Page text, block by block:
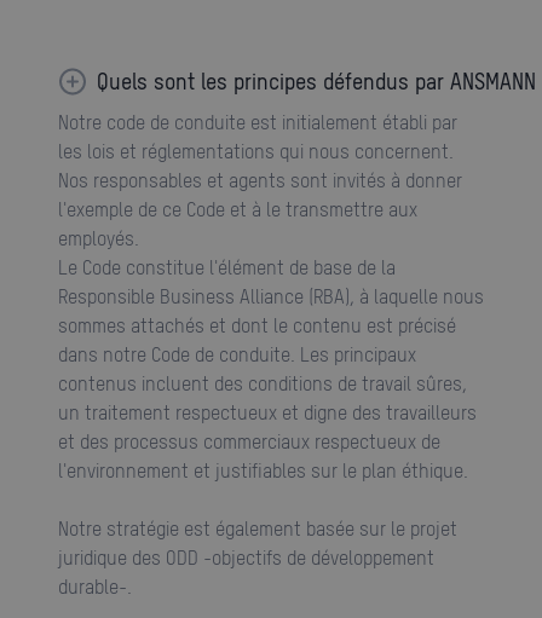
Quels sont les principes défendus par ANSMANN
Notre code de conduite est initialement établi par
les lois et réglementations qui nous concernent.
Nos responsables et agents sont invités à donner
l'exemple de ce Code et à le transmettre aux
employés.
Le Code constitue l'élément de base de la
Responsible Business Alliance (RBA), à laquelle nous
sommes attachés et dont le contenu est précisé
dans notre Code de conduite. Les principaux
contenus incluent des conditions de travail sûres,
un traitement respectueux et digne des travailleurs
et des processus commerciaux respectueux de
l'environnement et justifiables sur le plan éthique.
Notre stratégie est également basée sur le projet
juridique des ODD -objectifs de développement
durable-.